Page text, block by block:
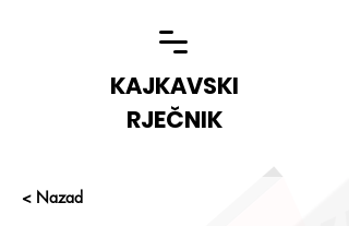
KAJKAVSKI
RJEČNIK
< Nazad